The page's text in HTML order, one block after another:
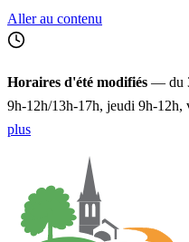
Aller au contenu
Horaires d'été modifiés — du
9h‑12h/13h‑17h, jeudi 9h‑12h,
plus